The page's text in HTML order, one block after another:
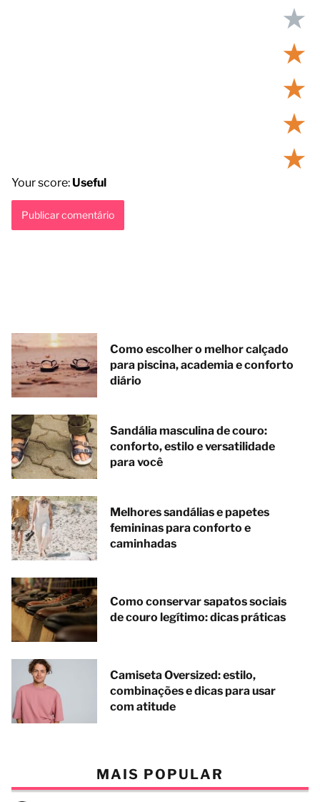
★
★
★
★
★
Your score: Useful
Como escolher o melhor calçado
para piscina, academia e conforto
diário
Sandália masculina de couro:
conforto, estilo e versatilidade
para você
Melhores sandálias e papetes
femininas para conforto e
caminhadas
Como conservar sapatos sociais
de couro legítimo: dicas práticas
Camiseta Oversized: estilo,
combinações e dicas para usar
com atitude
MAIS POPULAR